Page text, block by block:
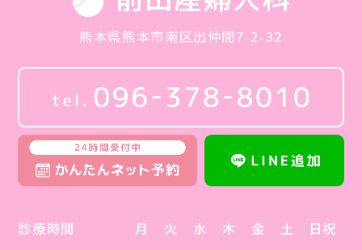
熊本県熊本市南区出仲間7-2-32
診療時間 月 火 水 木 金 土 日祝